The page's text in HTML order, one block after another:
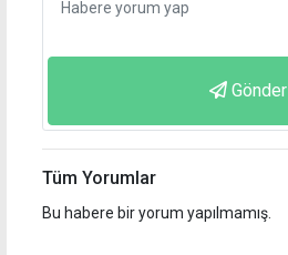
Gönder
Tüm Yorumlar
Bu habere bir yorum yapılmamış.